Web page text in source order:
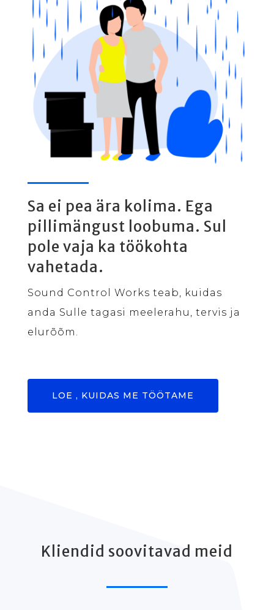
Sa ei pea ära kolima. Ega
pillimängust loobuma. Sul
pole vaja ka töökohta
vahetada.
Sound Control Works teab, kuidas
anda Sulle tagasi meelerahu, tervis ja
elurõõm.
LOE , KUIDAS ME TÖÖTAME
Kliendid soovitavad meid